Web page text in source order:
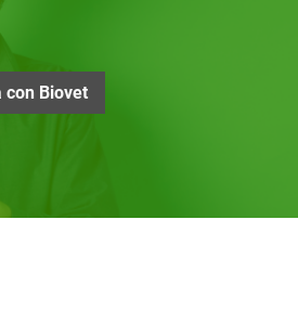
con Biovet